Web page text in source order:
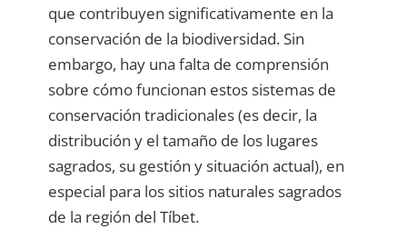
que contribuyen significativamente en la
conservación de la biodiversidad. Sin
embargo, hay una falta de comprensión
sobre cómo funcionan estos sistemas de
conservación tradicionales (es decir, la
distribución y el tamaño de los lugares
sagrados, su gestión y situación actual), en
especial para los sitios naturales sagrados
de la región del Tíbet.